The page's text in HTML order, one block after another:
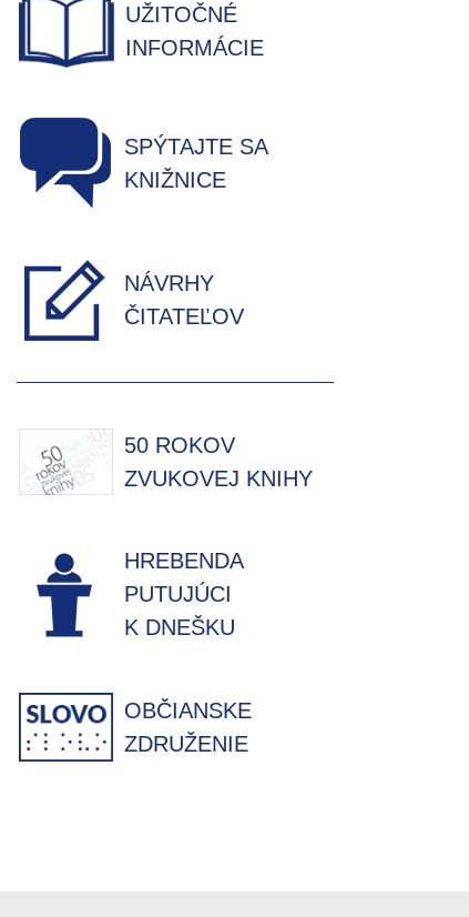
UŽITOČNÉ
INFORMÁCIE
SPÝTAJTE SA
KNIŽNICE
NÁVRHY
ČITATEĽOV
50 ROKOV
ZVUKOVEJ KNIHY
HREBENDA
PUTUJÚCI
K DNEŠKU
OBČIANSKE
ZDRUŽENIE